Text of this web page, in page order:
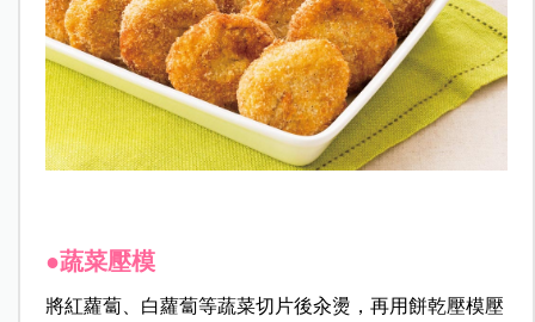
●蔬菜壓模
將紅蘿蔔、白蘿蔔等蔬菜切片後汆燙，再用餅乾壓模壓